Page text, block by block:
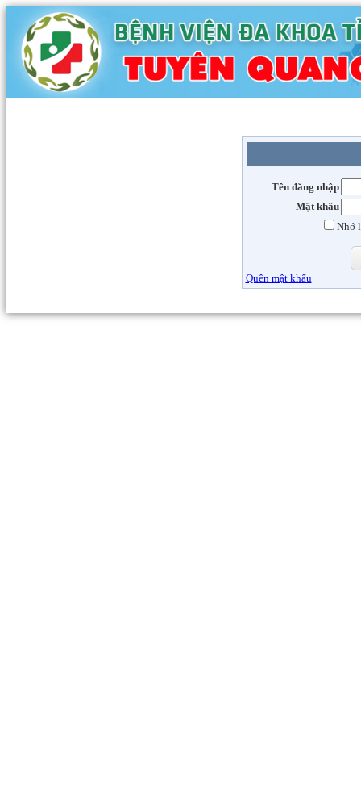
Tên đăng nhập
Mật khẩu
Nhớ
Quên mật khẩu